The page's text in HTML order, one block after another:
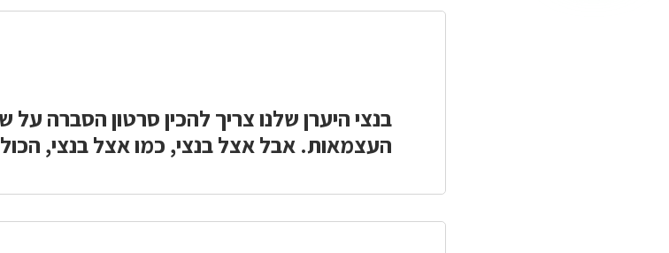
בנצי היערן שלנו צריך להכין סרטון הסברה על
העצמאות. אבל אצל בנצי, כמו אצל בנצי,